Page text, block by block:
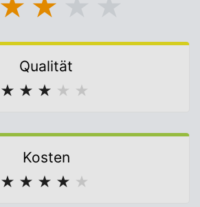
★ ★
Qualität
★ ★ ★ ★ ★
Kosten
★ ★ ★ ★ ★